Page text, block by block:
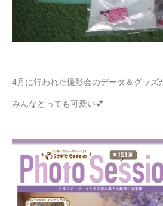
4月に行われた撮影会のデータ＆グッズ
みんなとっても可愛い💕